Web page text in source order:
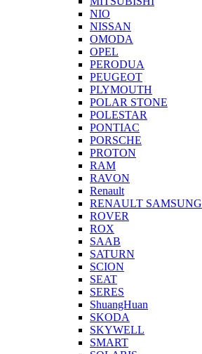
NIO
NISSAN
OMODA
OPEL
PERODUA
PEUGEOT
PLYMOUTH
POLAR STONE
POLESTAR
PONTIAC
PORSCHE
PROTON
RAM
RAVON
Renault
RENAULT SAMSUNG
ROVER
ROX
SAAB
SATURN
SCION
SEAT
SERES
ShuangHuan
SKODA
SKYWELL
SMART